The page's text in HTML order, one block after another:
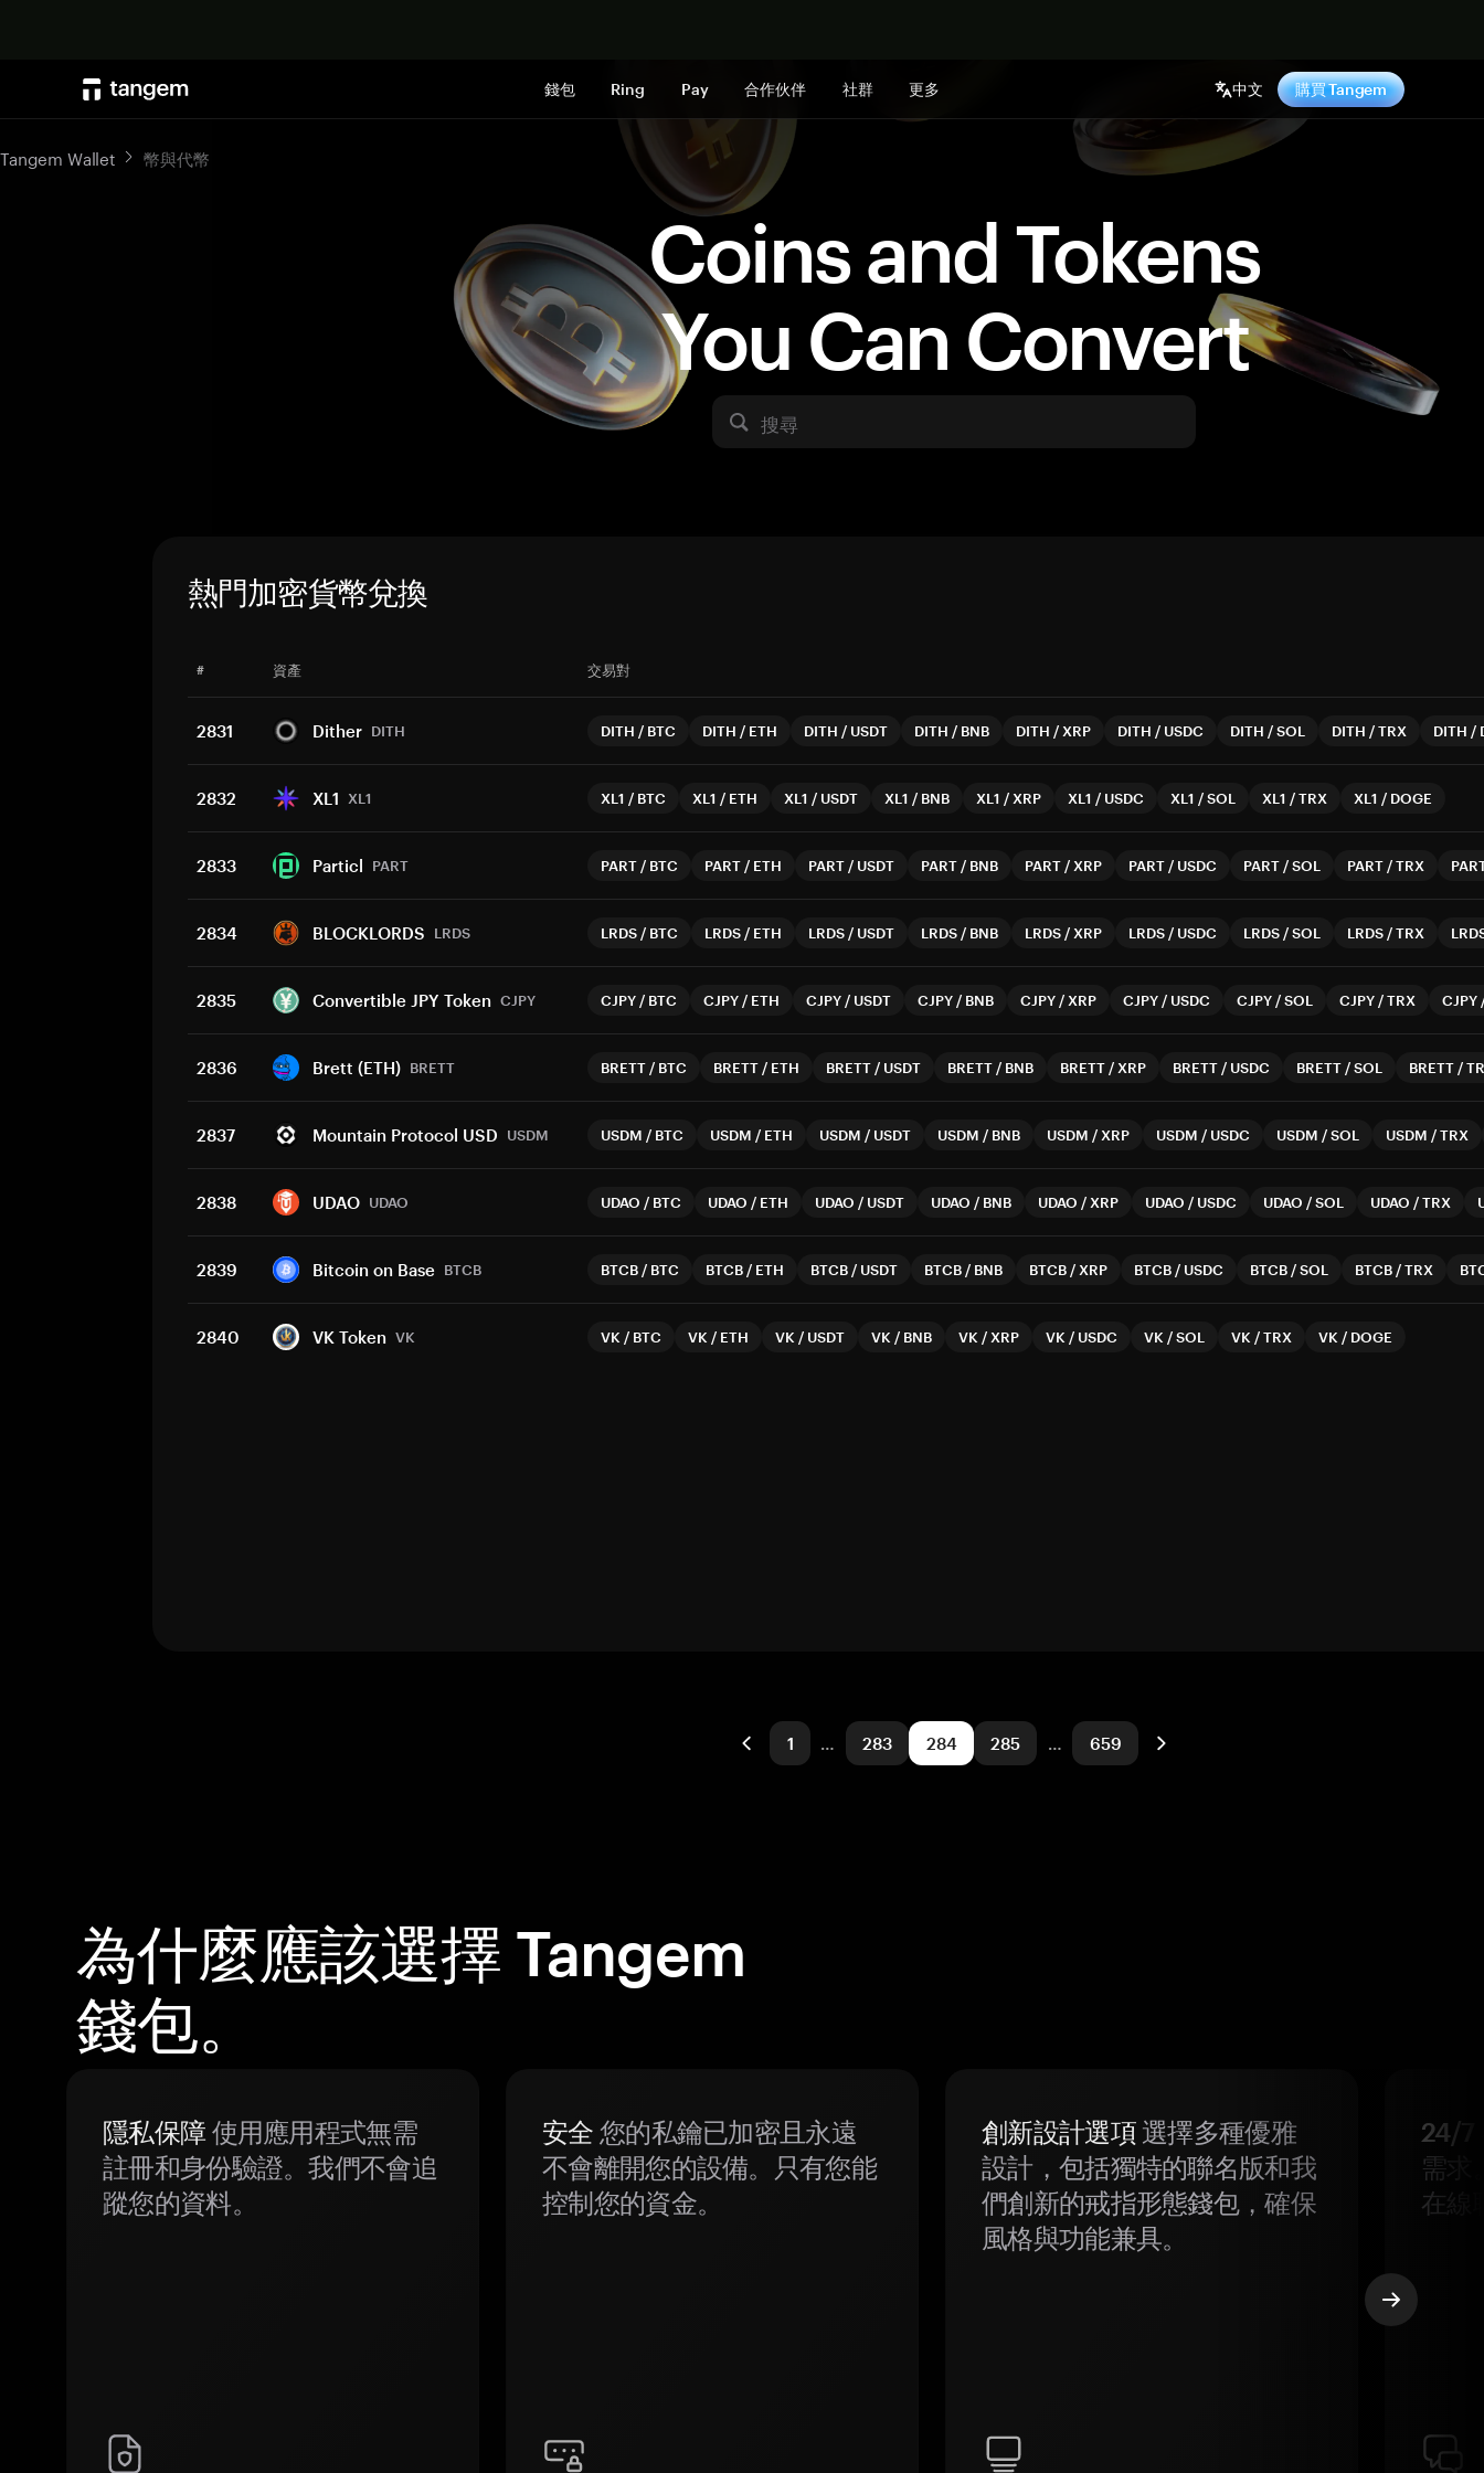
錢包 Ring Pay 合作伙伴 社群 更多 中文 購買 Tangem
Coins and Tokens
You Can Convert
搜尋
Tangem Wallet 幣與代幣
熱門加密貨幣兌換
# 資產 交易對
2831 Dither DITH DITH / BTC DITH / ETH DITH / USDT DITH / BNB DITH / XRP DITH / USDC DITH /SOL DITH /TRX DITH /
2832 XL1 XL1 XL1 / BTC XL1 / ETH XL1 / USDT XL1 / BNB XL1 / XRP XL1 / USDC XL1 /SOL XL1 /TRX XL1 / DOGE
2833 Particl PART PART / BTC PART / ETH PART / USDT PART / BNB PART / XRP PART / USDC PART /SOL PART /TRX
2834 BLOCKLORDS LRDS LRDS / BTC LRDS / ETH LRDS / USDT LRDS / BNB LRDS / XRP LRDS / USDC LRDS /SOL LRDS /TRX
2835 Convertible JPY Token CJPY CJPY / BTC CJPY / ETH CJPY / USDT CJPY / BNB CJPY / XRP CJPY / USDC CJPY /SOL CJPY /TRX CJPY
2836 Brett (ETH) BRETT BRETT / BTC BRETT / ETH BRETT / USDT BRETT / BNB BRETT / XRP BRETT / USDC BRETT /SOL BRETT /
2837 Mountain Protocol USD USDM USDM / BTC USDM / ETH USDM / USDT USDM / BNB USDM / XRP USDM / USDC USDM /SOL USDM /TRX
2838 UDAO UDAO UDAO / BTC UDAO / ETH UDAO / USDT UDAO / BNB UDAO / XRP UDAO / USDC UDAO /SOL UDAO /TRX
2839 Bitcoin on Base BTCB BTCB / BTC BTCB / ETH BTCB / USDT BTCB / BNB BTCB / XRP BTCB / USDC BTCB /SOL BTCB /TRX
2840 VK Token VK VK / BTC VK / ETH VK / USDT VK / BNB VK / XRP VK / USDC VK /SOL VK /TRX VK / DOGE
1 … 283 284 285 … 659
為什麼應該選擇 Tangem
錢包。
隱私保障使用應用程式無需
註冊和身份驗證。我們不會追
蹤您的資料。
安全 您的私鑰已加密且永遠
不會離開您的設備。只有您能
控制您的資金。
創新設計選項選擇多種優雅
設計，包括獨特的聯名版和我
們創新的戒指形態錢包，確保
風格與功能兼具。
24/7
需求
在線